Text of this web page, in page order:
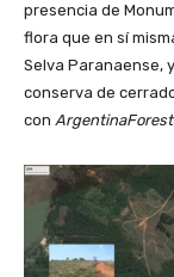
presencia de
flora que en sí
Selva Paranaense,
conserva de
con